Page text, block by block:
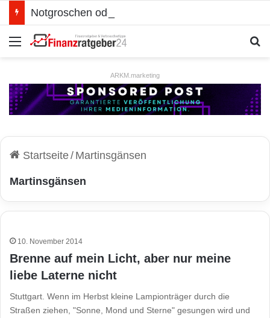
Menü
ARKM.marketing
Startseite/ Martinsgänsen
Martinsgänsen
10. November 2014
Brenne auf mein Licht, aber nur meine
liebe Laterne nicht
Stuttgart. Wenn im Herbst kleine Lampionträger durch die
Straßen ziehen, "Sonne, Mond und Sterne" gesungen wird und